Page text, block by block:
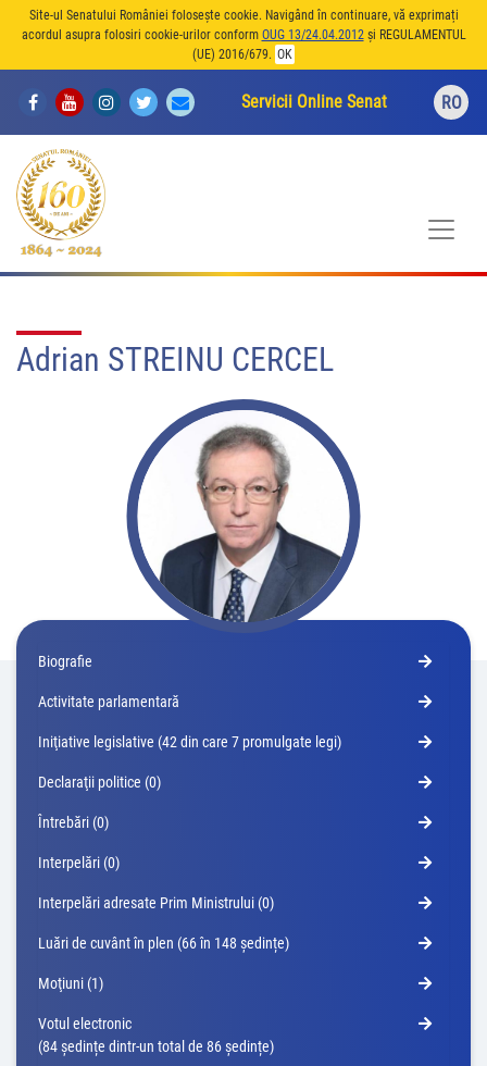
Site-ul Senatului României folosește cookie. Navigând în continuare, vă exprimați
acordul asupra folosiri cookie-urilor conform OUG 13/24.04.2012și REGULAMENTUL
(UE) 2016/679. OK
Servicii Online Senat RO
Adrian STREINU CERCEL
Biografie
Activitate parlamentară
Iniţiative legislative (42 din care 7 promulgate legi)
Declaraţii politice (0)
Întrebări (0)
Interpelări (0)
Interpelări adresate Prim Ministrului (0)
Luări de cuvânt în plen (66 în 148 ședințe)
Moţiuni (1)
Votul electronic
(84 ședințe dintr-un total de 86 ședințe)